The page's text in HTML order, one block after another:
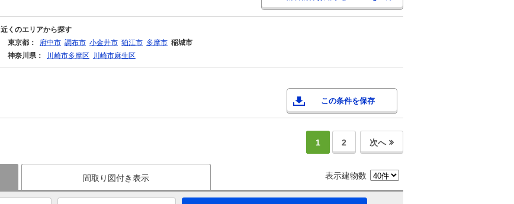
近くのエリアから探す
東京都：
府中市 調布市 小金井市 狛江市 多摩市 稲城市
神奈川県：
川崎市多摩区 川崎市麻生区
この条件を保存
1 2 次へ
間取り図付き表示 表示建物数